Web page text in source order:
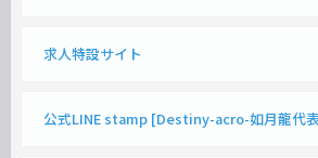
求人特設サイト
公式LINE stamp [Destiny-acro-如月龍代